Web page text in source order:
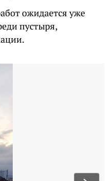
ожидается уже
пустыря,